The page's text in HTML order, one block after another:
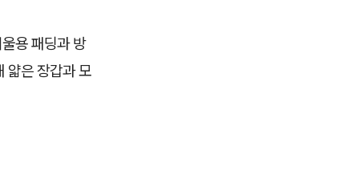
용 패딩과 방
얇은 장갑과 모